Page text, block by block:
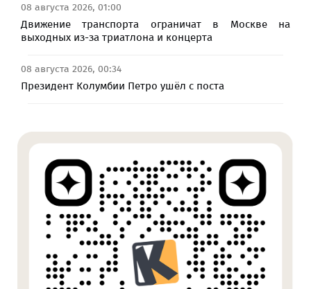
08 августа 2026, 01:00
Движение транспорта ограничат в Москве на
выходных из-за триатлона и концерта
08 августа 2026, 00:34
Президент Колумбии Петро ушёл с поста